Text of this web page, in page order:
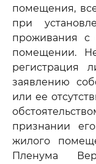
помещения,
при
проживания с
помещении.
регистрация
заявлению
или ее
признании
жилого
Пленума